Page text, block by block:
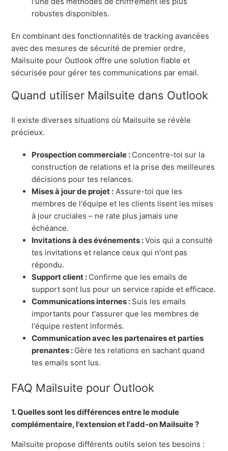
robustes disponibles.
En combinant des fonctionnalités de tracking avancées
avec des mesures de sécurité de premier ordre,
Mailsuite pour Outlook offre une solution fiable et
sécurisée pour gérer tes communications par email.
Quand utiliser Mailsuite dans Outlook
Il existe diverses situations où Mailsuite se révèle
précieux.
Prospection commerciale : Concentre-toi sur la
construction de relations et la prise des meilleures
décisions pour tes relances.
Mises à jour de projet : Assure-toi que les
membres de l'équipe et les clients lisent les mises
à jour cruciales – ne rate plus jamais une
échéance.
Invitations à des événements :Vois qui a consulté
tes invitations et relance ceux qui n'ont pas
répondu.
Support client : Confirme que les emails de
support sont lus pour un service rapide et efficace.
Communications internes : Suis les emails
importants pour t'assurer que les membres de
l'équipe restent informés.
Communication avec les partenaires et parties
prenantes : Gère tes relations en sachant quand
tes emails sont lus.
FAQ Mailsuite pour Outlook
1. Quelles sont les différences entre le module
complémentaire, l'extension et l'add-on Mailsuite ?
Mailsuite propose différents outils selon tes besoins :